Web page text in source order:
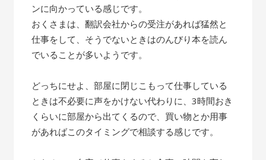
ンに向かっている感じです。
おくさまは、翻訳会社からの受注があれば猛然と
仕事をして、そうでないときはのんびり本を読ん
でいることが多いようです。
どっちにせよ、部屋に閉じこもって仕事している
ときは不必要に声をかけない代わりに、3時間おき
くらいに部屋から出てくるので、買い物とか用事
があればこのタイミングで相談する感じです。